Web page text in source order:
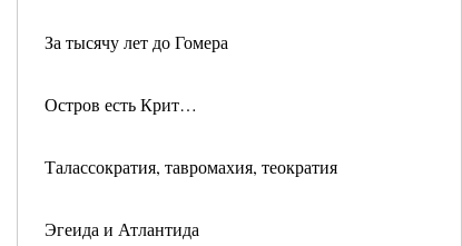
За тысячу лет до Гомера
Остров есть Крит…
Талассократия, тавромахия, теократия
Эгеида и Атлантида